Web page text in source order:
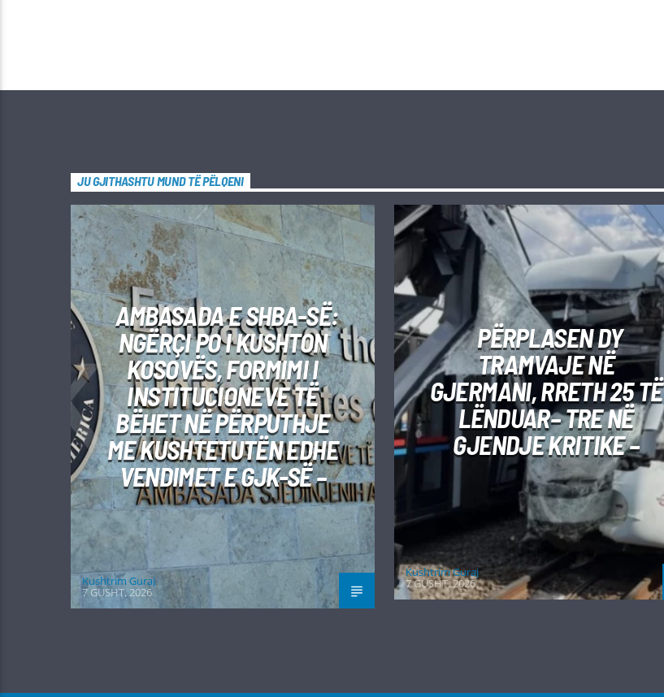
JU GJITHASHTU MUND TË PËLQENI
AMBASADA E SHBA-SË:
NGËRÇI PO I KUSHTON
KOSOVËS, FORMIMI I
INSTITUCIONEVE TË
BËHET NË PËRPUTHJE
ME KUSHTETUTËN EDHE
VENDIMET E GJK-SË –
Kushtrim Guraj
7 GUSHT, 2026
PËRPLASEN DY
TRAMVAJE NË
GJERMANI, RRETH 25 TË
LËNDUAR– TRE NË
GJENDJE KRITIKE –
Kushtrim Guraj
7 GUSHT, 2026